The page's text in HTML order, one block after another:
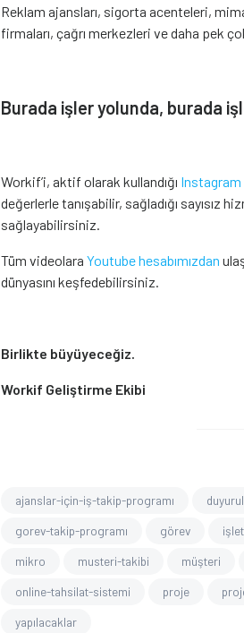
Reklam ajansları, sigorta acenteleri,
firmaları, çağrı merkezleri ve daha pek
Burada işler yolunda, burada
Workif’i, aktif olarak kullandığı Instagram
değerlerle tanışabilir, sağladığı sayısız
sağlayabilirsiniz.
Tüm videolara Youtube hesabımızdan
dünyasını keşfedebilirsiniz.
Birlikte büyüyeceğiz.
Workif Geliştirme Ekibi
ajanslar-için-iş-takip-programı
gorev-takip-programı
görev
mikro
musteri-takibi müşteri
online-tahsilat-sistemi
proje
yapılacaklar